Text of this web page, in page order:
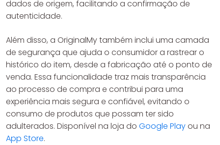
dados de origem, facilitando a confirmação de
autenticidade.
Além disso, a OriginalMy também inclui uma camada
de segurança que ajuda o consumidor a rastrear o
histórico do item, desde a fabricação até o ponto de
venda. Essa funcionalidade traz mais transparência
ao processo de compra e contribui para uma
experiência mais segura e confiável, evitando o
consumo de produtos que possam ter sido
adulterados. Disponível na loja do Google Playou na
App Store.